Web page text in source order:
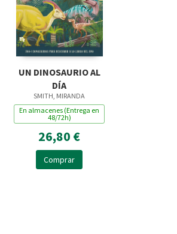
UN DINOSAURIO AL
DÍA
SMITH, MIRANDA
En almacenes (Entrega en
48/72h)
26,80 €
Comprar